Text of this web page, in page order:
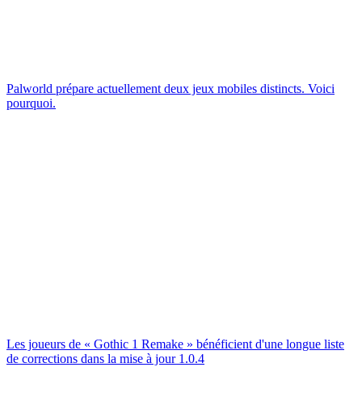
Palworld prépare actuellement deux jeux mobiles distincts. Voici
pourquoi.
Les joueurs de « Gothic 1 Remake » bénéficient d'une longue liste
de corrections dans la mise à jour 1.0.4